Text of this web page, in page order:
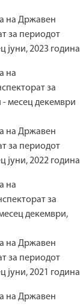
на Државен
за периодот
јуни, 2023 година
на
за
- месец декември
на Државен
за периодот
јуни, 2022 година
на
за
декември,
на Државен
за периодот
јуни, 2021 година
на Државен